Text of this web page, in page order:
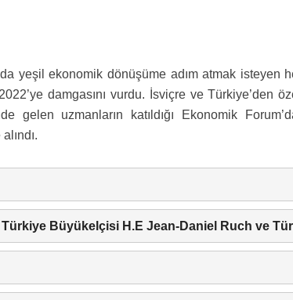
yeşil ekonomik dönüşüme adım atmak isteyen
damgasını vurdu. İsviçre ve Türkiye’den
gelen uzmanların katıldığı Ekonomik
Türkiye Büyükelçisi H.E Jean-Daniel Ruch ve